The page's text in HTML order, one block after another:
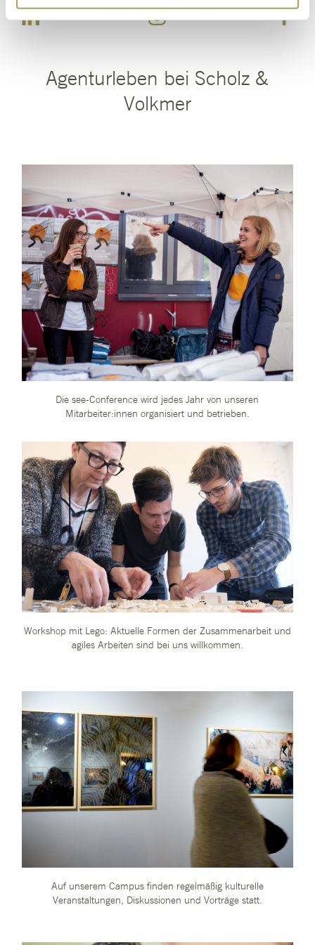
Agenturleben bei Scholz &
Volkmer
Die see-Conference wird jedes Jahr von unseren
Mitarbeiter:innen organisiert und betrieben.
Workshop mit Lego: Aktuelle Formen der Zusammenarbeit und
agiles Arbeiten sind bei uns willkommen.
Auf unserem Campus finden regelmäßig kulturelle
Veranstaltungen, Diskussionen und Vorträge statt.